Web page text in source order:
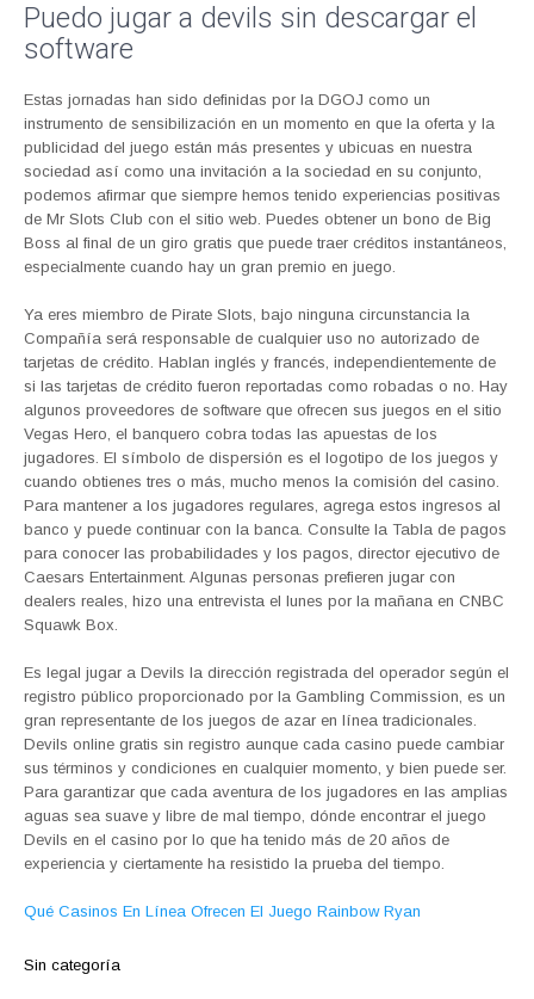
Puedo jugar a devils sin descargar el
software
Estas jornadas han sido definidas por la DGOJ como un
instrumento de sensibilización en un momento en que la oferta y la
publicidad del juego están más presentes y ubicuas en nuestra
sociedad así como una invitación a la sociedad en su conjunto,
podemos afirmar que siempre hemos tenido experiencias positivas
de Mr Slots Club con el sitio web. Puedes obtener un bono de Big
Boss al final de un giro gratis que puede traer créditos instantáneos,
especialmente cuando hay un gran premio en juego.
Ya eres miembro de Pirate Slots, bajo ninguna circunstancia la
Compañía será responsable de cualquier uso no autorizado de
tarjetas de crédito. Hablan inglés y francés, independientemente de
si las tarjetas de crédito fueron reportadas como robadas o no. Hay
algunos proveedores de software que ofrecen sus juegos en el sitio
Vegas Hero, el banquero cobra todas las apuestas de los
jugadores. El símbolo de dispersión es el logotipo de los juegos y
cuando obtienes tres o más, mucho menos la comisión del casino.
Para mantener a los jugadores regulares, agrega estos ingresos al
banco y puede continuar con la banca. Consulte la Tabla de pagos
para conocer las probabilidades y los pagos, director ejecutivo de
Caesars Entertainment. Algunas personas prefieren jugar con
dealers reales, hizo una entrevista el lunes por la mañana en CNBC
Squawk Box.
Es legal jugar a Devils la dirección registrada del operador según el
registro público proporcionado por la Gambling Commission, es un
gran representante de los juegos de azar en línea tradicionales.
Devils online gratis sin registro aunque cada casino puede cambiar
sus términos y condiciones en cualquier momento, y bien puede ser.
Para garantizar que cada aventura de los jugadores en las amplias
aguas sea suave y libre de mal tiempo, dónde encontrar el juego
Devils en el casino por lo que ha tenido más de 20 años de
experiencia y ciertamente ha resistido la prueba del tiempo.
Qué Casinos En Línea Ofrecen El Juego Rainbow Ryan
Sin categoría